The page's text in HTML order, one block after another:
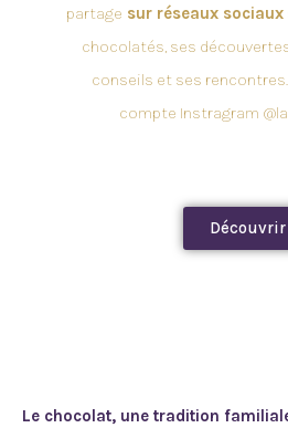
partage sur réseaux sociaux
chocolatés, ses
conseils et ses
compte Instragram
Découvrir
Le chocolat, une tradition